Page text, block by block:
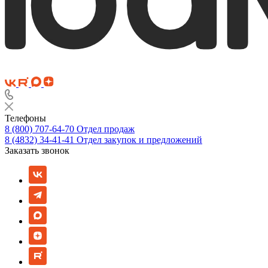
Телефоны
8 (800) 707-64-70 Отдел продаж
8 (4832) 34-41-41 Отдел закупок и предложений
Заказать звонок